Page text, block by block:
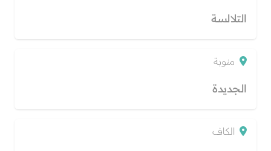
التلالسة
منوبة
الجديدة
الكاف